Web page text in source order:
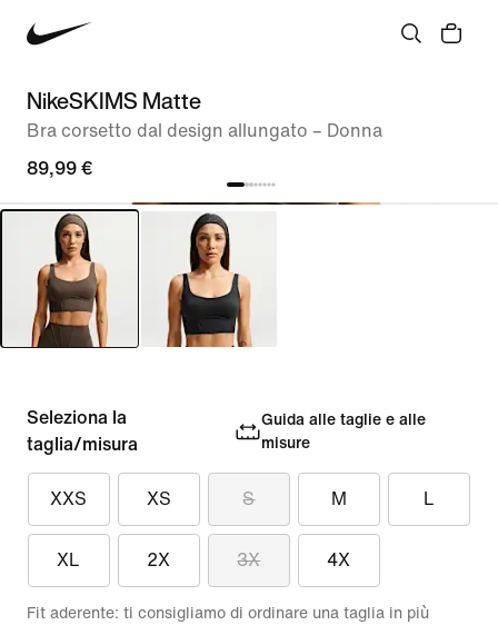
NikeSKIMS Matte
Bra corsetto dal design allungato – Donna
89,99 €
Seleziona la
taglia/misura
Guida alle taglie e alle
misure
XXS XS S M L
XL 2X 3X 4X
Fit aderente: ti consigliamo di ordinare una taglia in più